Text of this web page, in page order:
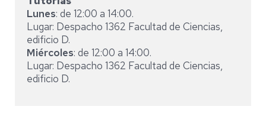
Lunes: de 12:00 a 14:00.
Lugar: Despacho 1362 Facultad de Ciencias,
edificio D.
Miércoles: de 12:00 a 14:00.
Lugar: Despacho 1362 Facultad de Ciencias,
edificio D.